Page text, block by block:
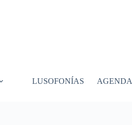
LUSOFONÍAS AGENDA